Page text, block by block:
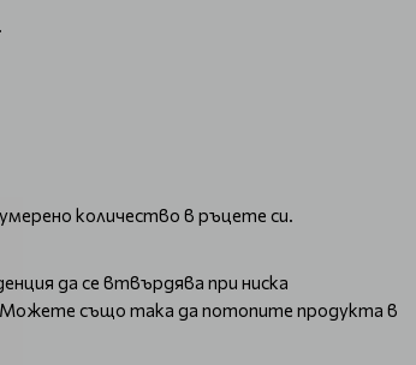
количество в ръцете си.
да се втвърдява при ниска
Можете също така да потопите продукта в